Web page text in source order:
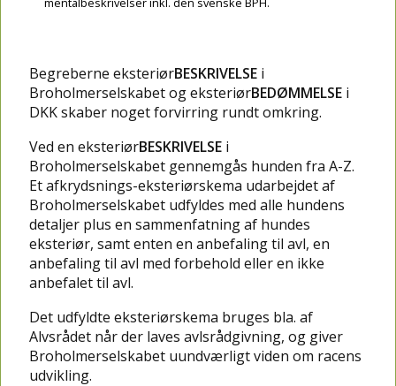
Begreberne eksteriørBESKRIVELSE i
Broholmerselskabet og eksteriørBEDØMMELSE i
DKK skaber noget forvirring rundt omkring.
Ved en eksteriørBESKRIVELSE i
Broholmerselskabet gennemgås hunden fra A-Z.
Et afkrydsnings-eksteriørskema udarbejdet af
Broholmerselskabet udfyldes med alle hundens
detaljer plus en sammenfatning af hundes
eksteriør, samt enten en anbefaling til avl, en
anbefaling til avl med forbehold eller en ikke
anbefalet til avl.
Det udfyldte eksteriørskema bruges bla. af
Alvsrådet når der laves avlsrådgivning, og giver
Broholmerselskabet uundværligt viden om racens
udvikling.